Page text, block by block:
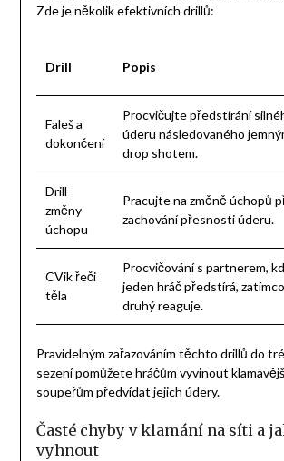
Zde je několik efektivních drillů:
Drill Popis
Faleš a
dokončení
Procvičujte předstírání
úderu následovaného
drop shotem.
Drill
změny
úchopu
Pracujte na změně úchopů
zachování přesnosti úderu.
CVik řeči
těla
Procvičování s partnerem,
jeden hráč předstírá, zatímco
druhý reaguje.
Pravidelným zařazováním těchto drillů do
sezení pomůžete hráčům vyvinout
soupeřům předvídat jejich údery.
Časté chyby v klamání na síti a
vyhnout